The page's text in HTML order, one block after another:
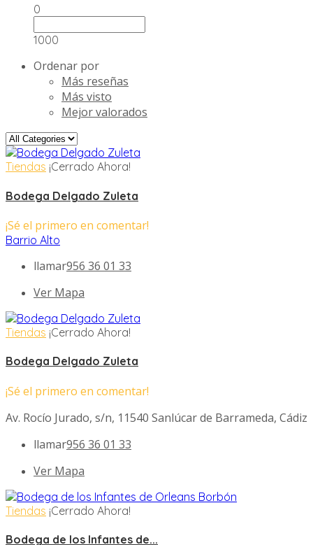
0
1000
Ordenar por
Más reseñas
Más visto
Mejor valorados
Tiendas ¡Cerrado Ahora!
Bodega Delgado Zuleta
¡Sé el primero en comentar!
Barrio Alto
llamar956 36 01 33
Ver Mapa
Tiendas ¡Cerrado Ahora!
Bodega Delgado Zuleta
¡Sé el primero en comentar!
Av. Rocío Jurado, s/n, 11540 Sanlúcar de Barrameda, Cádiz
llamar956 36 01 33
Ver Mapa
Tiendas ¡Cerrado Ahora!
Bodega de los Infantes de...